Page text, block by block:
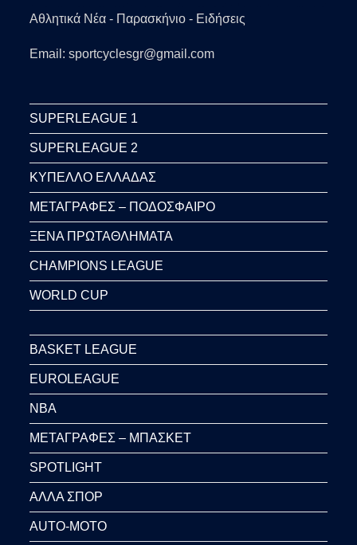
Αθλητικά Νέα - Παρασκήνιο - Ειδήσεις
Email: sportcyclesgr@gmail.com
SUPERLEAGUE 1
SUPERLEAGUE 2
ΚΥΠΕΛΛΟ ΕΛΛΑΔΑΣ
ΜΕΤΑΓΡΑΦΕΣ – ΠΟΔΟΣΦΑΙΡΟ
ΞΕΝΑ ΠΡΩΤΑΘΛΗΜΑΤΑ
CHAMPIONS LEAGUE
WORLD CUP
BASKET LEAGUE
EUROLEAGUE
NBA
ΜΕΤΑΓΡΑΦΕΣ – ΜΠΑΣΚΕΤ
SPOTLIGHT
ΑΛΛΑ ΣΠΟΡ
AUTO-MOTO